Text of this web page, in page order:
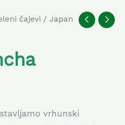
čajevi / Japan
vrhunski